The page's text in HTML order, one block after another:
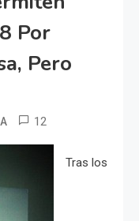
Por
Pero
12
Tras los